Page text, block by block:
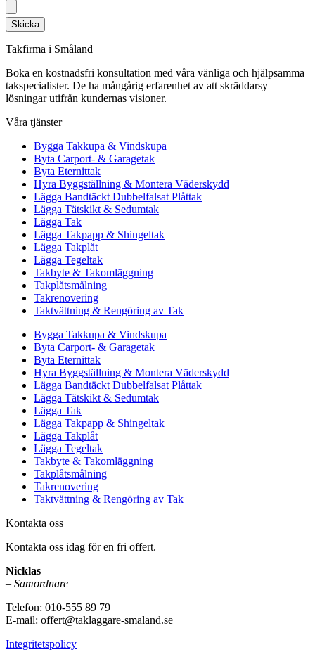
Skicka
Takfirma i Småland
Boka en kostnadsfri konsultation med våra vänliga och hjälpsamma
takspecialister. De ha mångårig erfarenhet av att skräddarsy
lösningar utifrån kundernas visioner.
Våra tjänster
Bygga Takkupa & Vindskupa
Byta Carport- & Garagetak
Byta Eternittak
Hyra Byggställning & Montera Väderskydd
Lägga Bandtäckt Dubbelfalsat Plåttak
Lägga Tätskikt & Sedumtak
Lägga Tak
Lägga Takpapp & Shingeltak
Lägga Takplåt
Lägga Tegeltak
Takbyte & Takomläggning
Takplåtsmålning
Takrenovering
Taktvättning & Rengöring av Tak
Bygga Takkupa & Vindskupa
Byta Carport- & Garagetak
Byta Eternittak
Hyra Byggställning & Montera Väderskydd
Lägga Bandtäckt Dubbelfalsat Plåttak
Lägga Tätskikt & Sedumtak
Lägga Tak
Lägga Takpapp & Shingeltak
Lägga Takplåt
Lägga Tegeltak
Takbyte & Takomläggning
Takplåtsmålning
Takrenovering
Taktvättning & Rengöring av Tak
Kontakta oss
Kontakta oss idag för en fri offert.
Nicklas
– Samordnare
Telefon: 010-555 89 79
E-mail: offert@taklaggare-smaland.se
Integritetspolicy